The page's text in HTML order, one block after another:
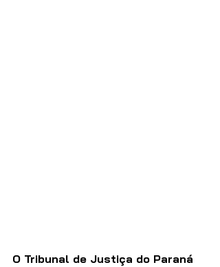
O Tribunal de Justiça do Paraná